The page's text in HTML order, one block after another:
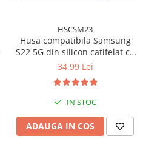
HSCSM23
Husa compatibila Samsung
S22 5G din sIlicon catifelat cu
interior din microfibra si
34,99 Lei
IN STOC
ADAUGA IN COS